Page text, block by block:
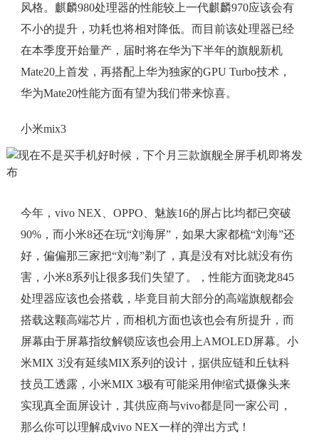
风格。麒麟980处理器的性能较上一代麒麟970应该会有
不小的提升，功耗也将相对降低。而目前该处理器已经
在本季度开始量产，届时将在华为下半年的旗舰新机
Mate20上首发，再搭配上华为独家的GPU Turbo技术，
华为Mate20性能方面有望为我们带来惊喜。
小米mix3
今年，vivo NEX、OPPO、魅族16的屏占比均都已突破
90%，而小米8还在玩“刘海屏”，如果大家都梳“刘海”还
好，偏偏那三家把“刘海”剃了，真是没有对比就没有伤
害，小米8系列让很多我们失望了。，性能方面骁龙845
处理器应该也会搭载，毕竟目前大部分的高端旗舰都会
搭载这颗高端芯片，而相机方面也该也会有所提升，而
屏幕由于屏幕指纹解锁应该也会用上AMOLED屏幕。小
米MIX 3没有延续MIX系列的设计，据供应链和丘钛科
技员工透露，小米MIX 3极有可能采用伸缩式摄像头来
实现真全面屏设计，其供应商与vivo都是同一家公司，
那么你可以理解成vivo NEX一样的弹出方式！